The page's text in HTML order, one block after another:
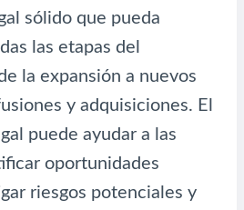
sólido que pueda
las etapas del
la expansión a nuevos
y adquisiciones. El
puede ayudar a las
oportunidades
riesgos potenciales y